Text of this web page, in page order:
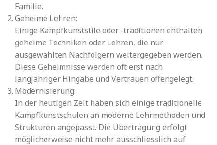
Familie.
Geheime Lehren:
Einige Kampfkunststile oder -traditionen enthalten
geheime Techniken oder Lehren, die nur
ausgewählten Nachfolgern weitergegeben werden.
Diese Geheimnisse werden oft erst nach
langjähriger Hingabe und Vertrauen offengelegt.
Modernisierung:
In der heutigen Zeit haben sich einige traditionelle
Kampfkunstschulen an moderne Lehrmethoden und
Strukturen angepasst. Die Übertragung erfolgt
möglicherweise nicht mehr ausschliesslich auf